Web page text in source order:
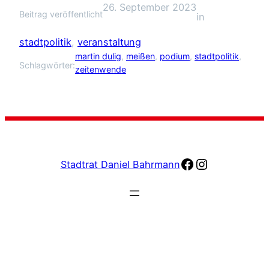
Beitrag veröffentlicht
26. September 2023
in
stadtpolitik, veranstaltung
Schlagwörter:
martin dulig, meißen, podium, stadtpolitik
zeitenwende
Stadtrat Daniel Bahrmannfacebook
Instagram